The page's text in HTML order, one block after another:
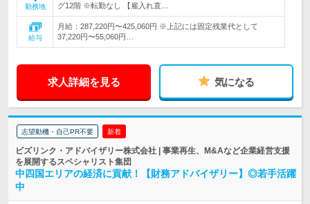
勤務地
グ12階 ※転勤なし 【雇入れ直…
給与
月給：287,220円〜425,060円 ※上記には固定残業代として
37,220円〜55,060円…
求人詳細を見る 気になる
志望動機・自己PR不要 新着
ビズリンク・アドバイザリー株式会社 | 事業再生、M&Aなど企業経営支援
を展開するスペシャリスト集団
中四国エリアの経済に貢献！【財務アドバイザリー】◎若手活躍
中